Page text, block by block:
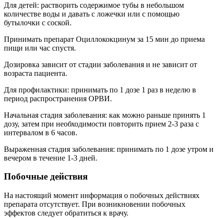
Для детей: растворить содержимое тубы в небольшом
количестве воды и давать с ложечки или с помощью
бутылочки с соской.
Принимать препарат Оциллококцинум за 15 мин до приема
пищи или час спустя.
Дозировка зависит от стадии заболевания и не зависит от
возраста пациента.
Для профилактики: принимать по 1 дозе 1 раз в неделю в
период распространения ОРВИ.
Начальная стадия заболевания: как можно раньше принять 1
дозу, затем при необходимости повторить прием 2-3 раза с
интервалом в 6 часов.
Выраженная стадия заболевания: принимать по 1 дозе утром и
вечером в течение 1-3 дней.
Побочные действия
На настоящий момент информация о побочных действиях
препарата отсутствует. При возникновении побочных
эффектов следует обратиться к врачу.